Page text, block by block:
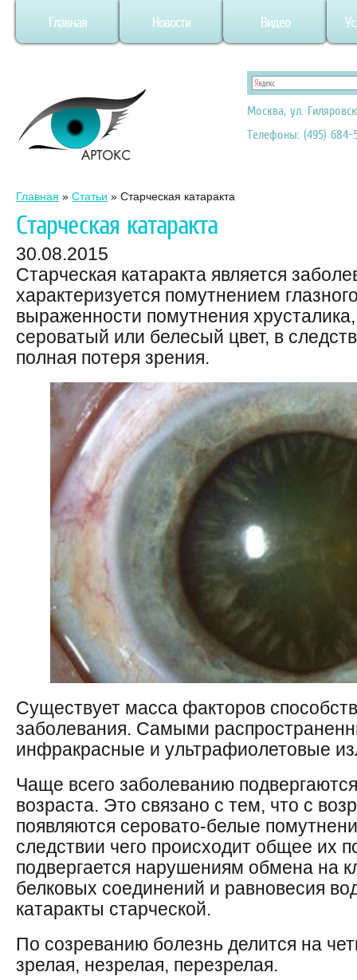
Главная Новости Видео
Москва, ул.
Телефоны: (495) 684-
Главная » Статьи » Старческая катаракта
Старческая катаракта
30.08.2015
Старческая катаракта является
характеризуется помутнением
выраженности помутнения
сероватый или белесый цвет, в
полная потеря зрения.
Существует масса факторов
заболевания. Самыми
инфракрасные и ультрафиолетовые
Чаще всего заболеванию
возраста. Это связано с тем, что с
появляются серовато-белые
следствии чего происходит общее их
подвергается нарушениям обмена на
белковых соединений и равновесия
катаракты старческой.
По созреванию болезнь делится на
зрелая, незрелая, перезрелая.